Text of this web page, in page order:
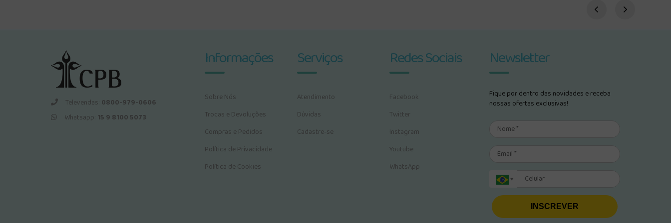
Televendas: 0800-979-0606
Whatsapp: 15 9 8100 5073
Informações
Sobre Nós
Trocas e Devoluções
Compras e Pedidos
Política de Privacidade
Política de Cookies
Serviços
Atendimento
Dúvidas
Cadastre-se
Redes Sociais
Facebook
Twitter
Instagram
Youtube
WhatsApp
Newsletter
Fique por dentro das novidades e receba
nossas ofertas exclusivas!
INSCREVER